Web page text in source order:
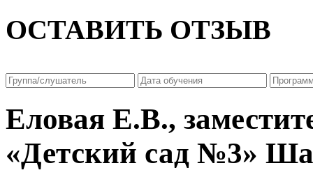
ОСТАВИТЬ ОТЗЫВ
Еловая Е.В.,
«Детский сад №3»